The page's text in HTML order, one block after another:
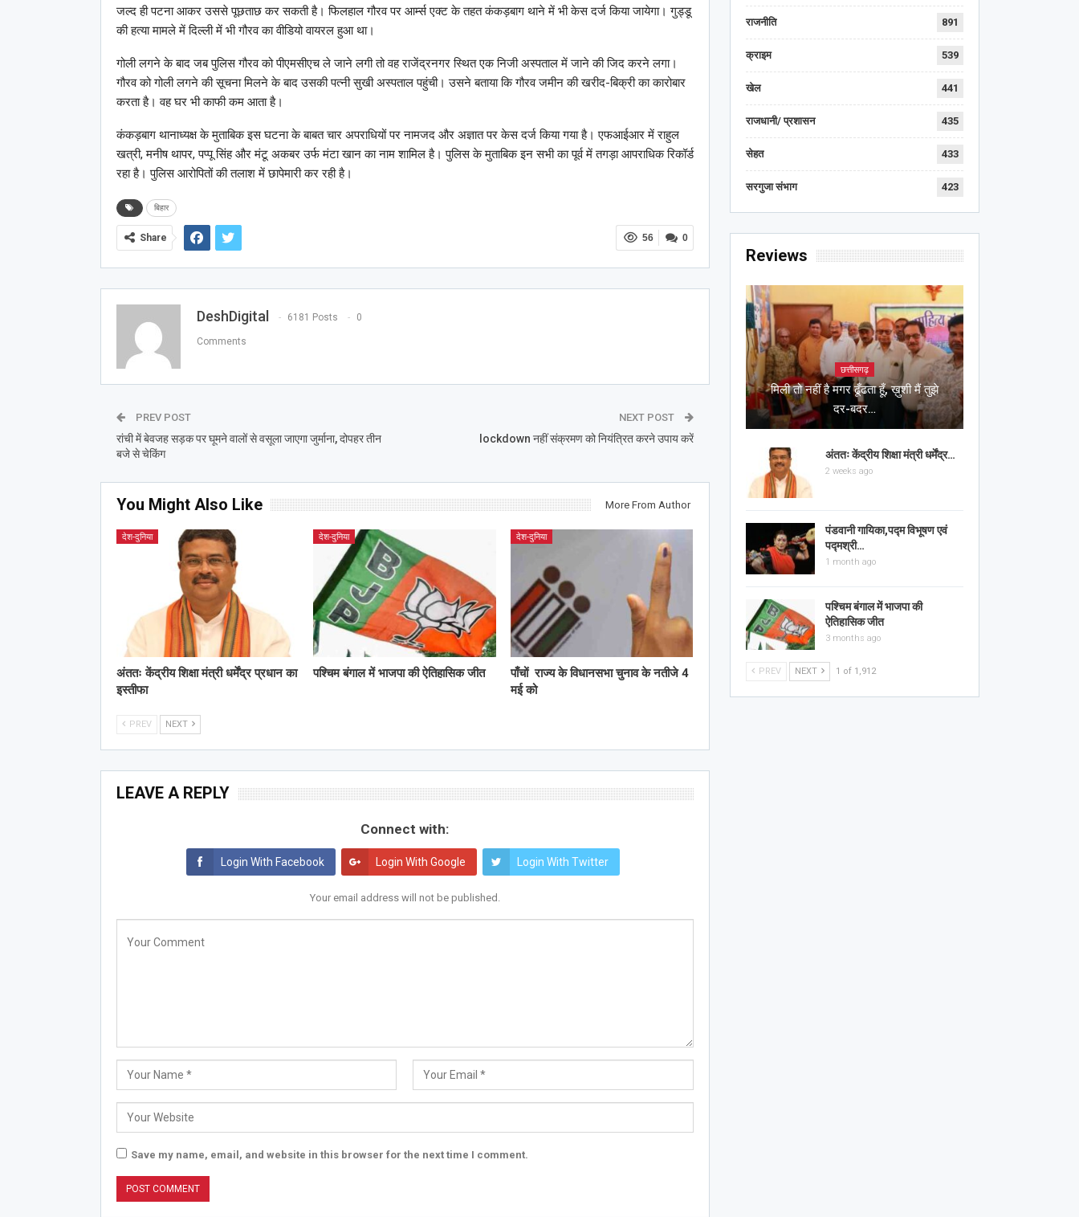
जल्द ही पटना आकर उससे पूछताछ कर सकती है। फिलहाल गौरव पर आर्म्स एक्ट के तहत कंकड़बाग थाने में भी केस दर्ज किया जायेगा। गुड्डू
की हत्या मामले में दिल्ली में भी गौरव का वीडियो वायरल हुआ था।
गोली लगने के बाद जब पुलिस गौरव को पीएमसीएच ले जाने लगी तो वह राजेंद्रनगर स्थित एक निजी अस्पताल में जाने की जिद करने लगा।
गौरव को गोली लगने की सूचना मिलने के बाद उसकी पत्नी सुखी अस्पताल पहुंची। उसने बताया कि गौरव जमीन की खरीद-बिक्री का कारोबार
करता है। वह घर भी काफी कम आता है।
कंकड़बाग थानाध्यक्ष के मुताबिक इस घटना के बाबत चार अपराधियों पर नामजद और अज्ञात पर केस दर्ज किया गया है। एफआईआर में राहुल
खत्री, मनीष थापर, पप्पू सिंह और मंटू अकबर उर्फ मंटा खान का नाम शामिल है। पुलिस के मुताबिक इन सभी का पूर्व में तगड़ा आपराधिक रिकॉर्ड
रहा है। पुलिस आरोपितों की तलाश में छापेमारी कर रही है।
बिहार
0
56
Share
DeshDigital 6181 Posts 0
Comments
PREV POST
रांची में बेवजह सड़क पर घूमने वालों से वसूला जाएगा जुर्माना, दोपहर तीन
बजे से चेकिंग
NEXT POST
lockdown नहीं संक्रमण को नियंत्रित करने उपाय करें
You Might Also Like More From Author
देश-दुनिया
अंततः केंद्रीय शिक्षा मंत्री धर्मेंद्र प्रधान का
इस्तीफा
देश-दुनिया
पश्चिम बंगाल में भाजपा की ऐतिहासिक जीत
देश-दुनिया
पाँचों राज्य के विधानसभा चुनाव के नतीजे 4
मई को
PREV NEXT
LEAVE A REPLY
Connect with:
Login With Facebook Login With Google Login With Twitter
Your email address will not be published.
Save my name, email, and website in this browser for the next time I comment.
राजनीति 891
क्राइम 539
खेल 441
राजधानी/ प्रशासन 435
सेहत 433
सरगुजा संभाग 423
Reviews
छत्तीसगढ़
मिली तो नहीं है मगर ढूँढता हूँ, ख़ुशी मैं तुझे
दर-बदर…
अंततः केंद्रीय शिक्षा मंत्री धर्मेंद्र…
2 weeks ago
पंडवानी गायिका,पद्म विभूषण एवं
पद्मश्री…
1 month ago
पश्चिम बंगाल में भाजपा की
ऐतिहासिक जीत
3 months ago
PREV NEXT 1 of 1,912